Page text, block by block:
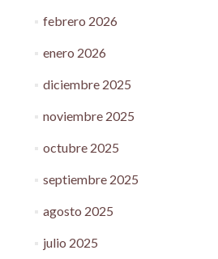
febrero 2026
enero 2026
diciembre 2025
noviembre 2025
octubre 2025
septiembre 2025
agosto 2025
julio 2025